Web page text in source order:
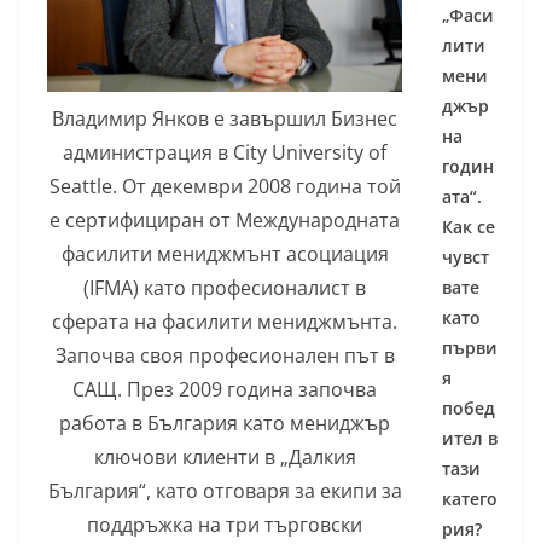
Владимир Янков е завършил Бизнес
администрация в City University of
Seattle. От декември 2008 година той
е сертифициран от Международната
фасилити мениджмънт асоциация
(IFMA) като професионалист в
сферата на фасилити мениджмънта.
Започва своя професионален път в
САЩ. През 2009 година започва
работа в България като мениджър
ключови клиенти в „Далкия
България“, като отговаря за екипи за
поддръжка на три търговски
„Фаси
лити
мени
джър
на
годин
ата“.
Как се
чувст
вате
като
първи
я
побед
ител в
тази
катего
рия?